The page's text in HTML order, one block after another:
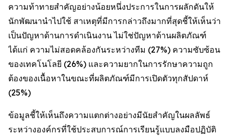
ความท้าทายสำคัญอย่างน้อยหนึ่งประการในการผลักดันให้
นักพัฒนานำไปใช้ สาเหตุที่มีการกล่าวถึงมากที่สุดชี้ให้เห็นว่า
เป็นปัญหาด้านการดำเนินงาน ไม่ใช่ปัญหาด้านผลิตภัณฑ์
ได้แก่ ความไม่สอดคล้องกันระหว่างทีม (27%) ความซับซ้อน
ของเทคโนโลยี (26%) และความยากในการรักษาความถูก
ต้องของเนื้อหาในขณะที่ผลิตภัณฑ์มีการเปิดตัวทุกสัปดาห์
(25%)
ข้อมูลชี้ให้เห็นถึงความแตกต่างอย่างมีนัยสำคัญในผลลัพธ์
ระหว่างองค์กรที่ใช้ประสบการณ์การเรียนรู้แบบลงมือปฏิบัติ